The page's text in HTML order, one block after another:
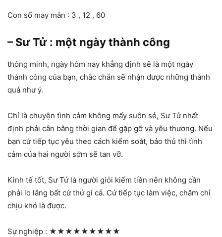
Con số may mắn : 3 , 12 , 60
– Sư Tử : một ngày thành công
thông minh, ngày hôm nay khẳng định sẽ là một ngày
thành công của bạn, chắc chắn sẽ nhận được những thành
quả như ý.
Chỉ là chuyện tình cảm không mấy suôn sẻ, Sư Tử nhất
định phải cân bằng thời gian để gặp gỡ và yêu thương. Nếu
bạn cứ tiếp tục yêu theo cách kiểm soát, bảo thủ thì tình
cảm của hai người sớm sẽ tan vỡ.
Kinh tế tốt, Sư Tử là người giỏi kiếm tiền nên không cần
phải lo lắng bất cứ thứ gì cả. Cứ tiếp tục làm việc, chăm chỉ
chịu khó là được.
Sự nghiệp : ★★★★★★★★★